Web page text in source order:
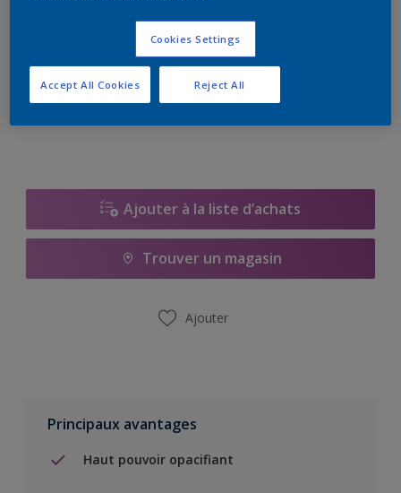
Quantité
Ajouter à la liste d’achats
Trouver un magasin
Ajouter
Principaux avantages
Haut pouvoir opacifiant
Cookies Settings
Reject All
Accept All Cookies